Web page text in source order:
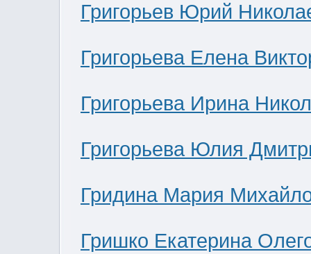
Григорьев Юрий
Григорьева Елена
Григорьева Ирина
Григорьева Юлия
Гридина Мария
Гришко Екатерина